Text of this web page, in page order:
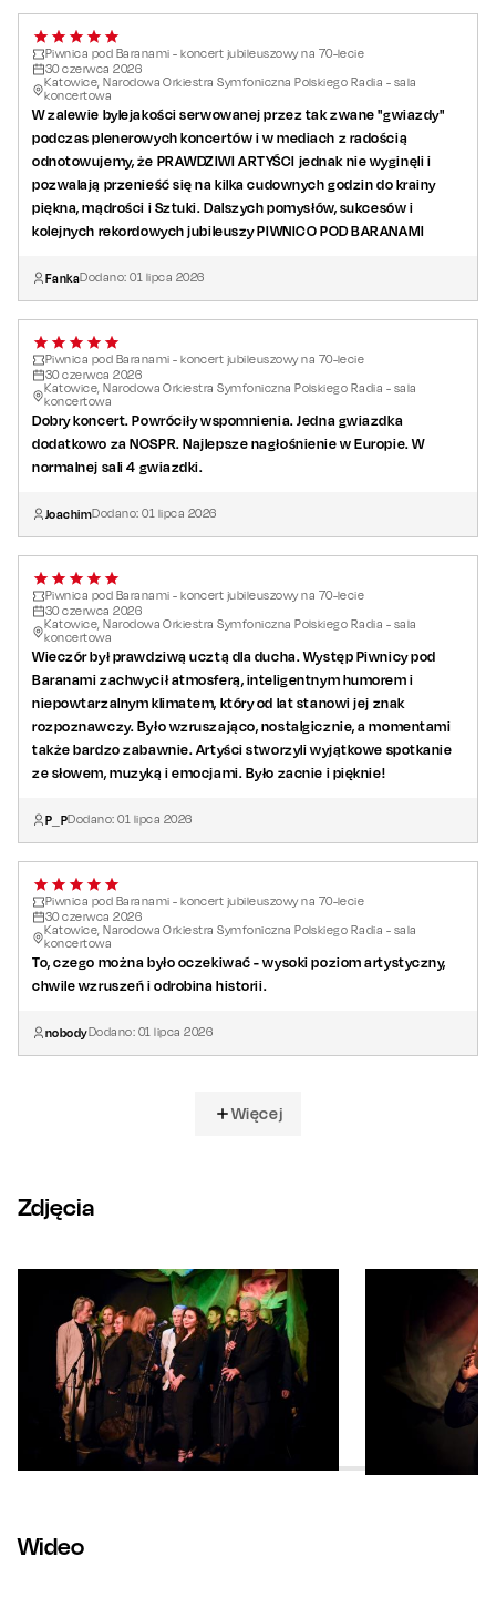
Piwnica pod Baranami - koncert jubileuszowy na 70-lecie
30czerwca 2026
Katowice, Narodowa Orkiestra Symfoniczna Polskiego Radia - sala
koncertowa
W zalewie bylejakości serwowanej przez tak zwane "gwiazdy"
podczas plenerowych koncertów i w mediach z radością
odnotowujemy, że PRAWDZIWI ARTYŚCI jednak nie wyginęli i
pozwalają przenieść się na kilka cudownych godzin do krainy
piękna, mądrości i Sztuki. Dalszych pomysłów, sukcesów i
kolejnych rekordowych jubileuszy PIWNICO POD BARANAMI
FankaDodano:01 lipca 2026
Piwnica pod Baranami - koncert jubileuszowy na 70-lecie
30czerwca 2026
Katowice, Narodowa Orkiestra Symfoniczna Polskiego Radia - sala
koncertowa
Dobry koncert. Powróciły wspomnienia. Jedna gwiazdka
dodatkowo za NOSPR. Najlepsze nagłośnienie w Europie. W
normalnej sali 4 gwiazdki.
JoachimDodano:01 lipca 2026
Piwnica pod Baranami - koncert jubileuszowy na 70-lecie
30czerwca 2026
Katowice, Narodowa Orkiestra Symfoniczna Polskiego Radia - sala
koncertowa
Wieczór był prawdziwą ucztą dla ducha. Występ Piwnicy pod
Baranami zachwycił atmosferą, inteligentnym humorem i
niepowtarzalnym klimatem, który od lat stanowi jej znak
rozpoznawczy. Było wzruszająco, nostalgicznie, a momentami
także bardzo zabawnie. Artyści stworzyli wyjątkowe spotkanie
ze słowem, muzyką i emocjami. Było zacnie i pięknie!
P_PDodano:01 lipca 2026
Piwnica pod Baranami - koncert jubileuszowy na 70-lecie
30czerwca 2026
Katowice, Narodowa Orkiestra Symfoniczna Polskiego Radia - sala
koncertowa
To, czego można było oczekiwać - wysoki poziom artystyczny,
chwile wzruszeń i odrobina historii.
nobodyDodano: 01 lipca 2026
Więcej
Zdjęcia
Wideo